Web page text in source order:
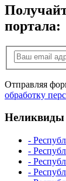
портала:
Отправляя
обработку
Неликвиды
-
-
-
-